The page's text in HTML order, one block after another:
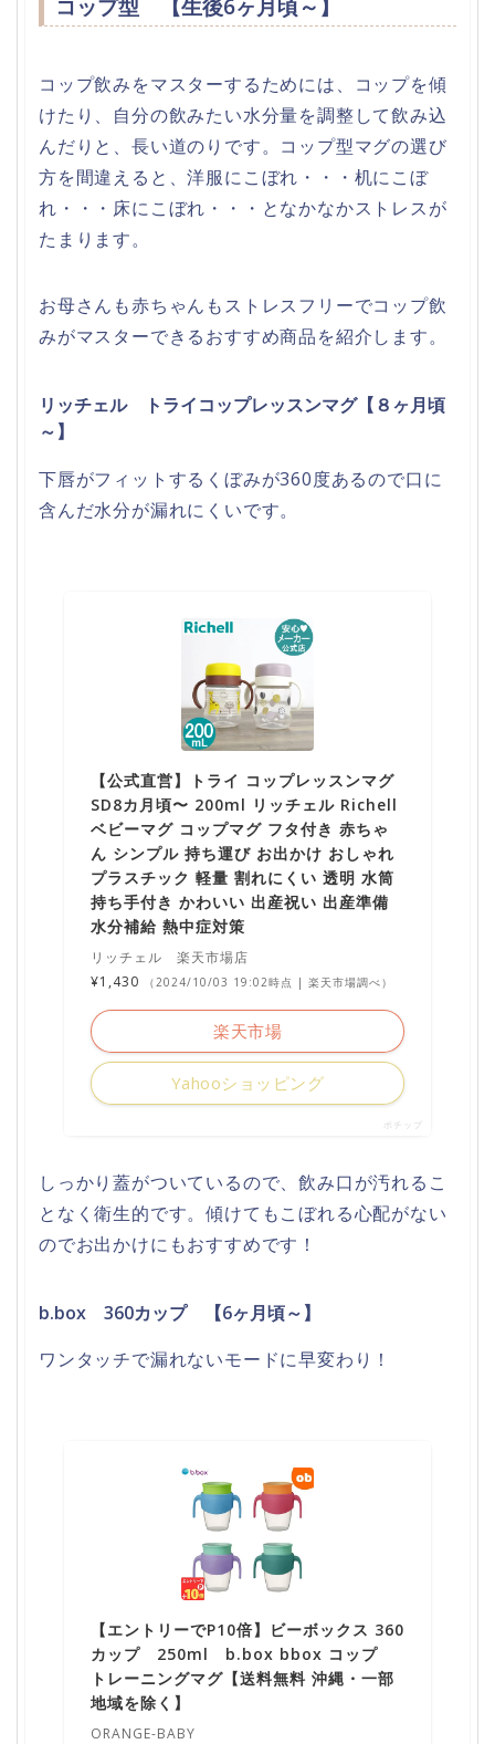
コップ飲みをマスターするためには、コップを傾
けたり、自分の飲みたい水分量を調整して飲み込
んだりと、長い道のりです。コップ型マグの選び
方を間違えると、洋服にこぼれ・・・机にこぼ
れ・・・床にこぼれ・・・となかなかストレスが
たまります。
お母さんも赤ちゃんもストレスフリーでコップ飲
みがマスターできるおすすめ商品を紹介します。
リッチェル トライコップレッスンマグ【８ヶ月頃
～】
下唇がフィットするくぼみが360度あるので口に
含んだ水分が漏れにくいです。
【公式直営】トライ コップレッスンマグ
SD8カ月頃〜 200ml リッチェル Richell
ベビーマグ コップマグ フタ付き 赤ちゃ
ん シンプル 持ち運び お出かけ おしゃれ
プラスチック 軽量 割れにくい 透明 水筒
持ち手付き かわいい 出産祝い 出産準備
水分補給 熱中症対策
リッチェル 楽天市場店
¥1,430
（2024/10/03 19:02時点 | 楽天市場調べ）
楽天市場
Yahooショッピング
ポチップ
しっかり蓋がついているので、飲み口が汚れるこ
となく衛生的です。傾けてもこぼれる心配がない
のでお出かけにもおすすめです！
b.box 360カップ 【6ヶ月頃～】
ワンタッチで漏れないモードに早変わり！
【エントリーでP10倍】ビーボックス 360
カップ 250ml b.box bbox コップ
トレーニングマグ【送料無料 沖縄・一部
地域を除く】
ORANGE-BABY